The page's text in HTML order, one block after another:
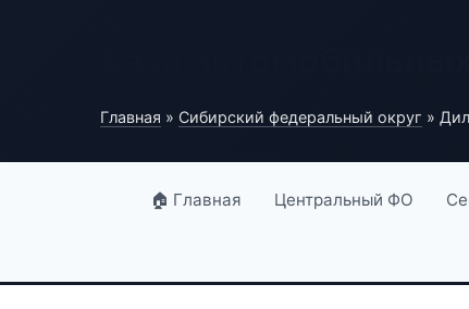
Главная » Сибирский федеральный округ »
🏠 Главная Центральный ФО